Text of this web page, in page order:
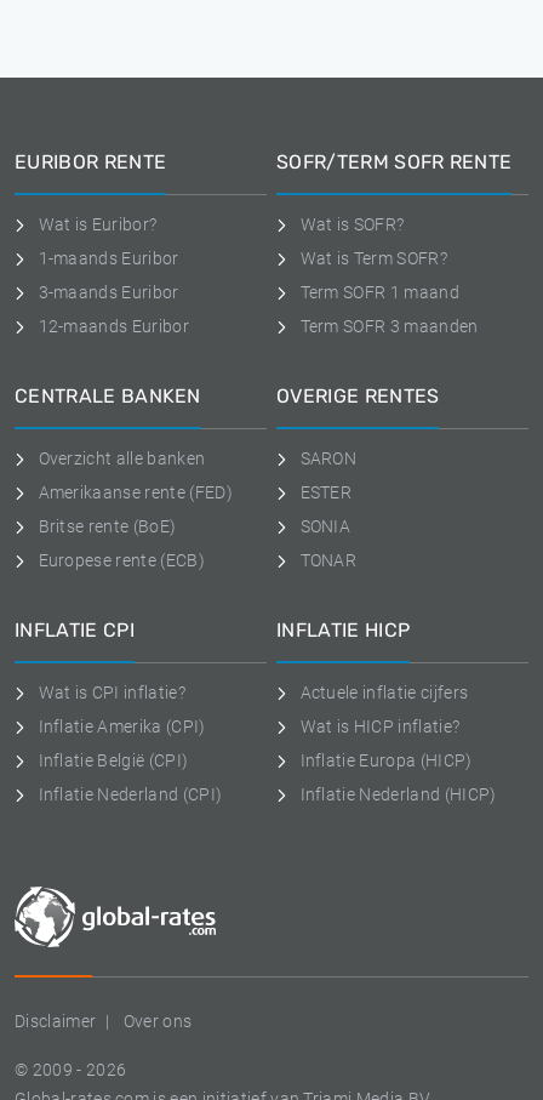
Disclaimer Over ons
© 2009 - 2026
EURIBOR RENTE
Wat is Euribor?
1-maands Euribor
3-maands Euribor
12-maands Euribor
SOFR/TERM SOFR RENTE
Wat is SOFR?
Wat is Term SOFR?
Term SOFR 1 maand
Term SOFR 3 maanden
CENTRALE BANKEN
Overzicht alle banken
Amerikaanse rente (FED)
Britse rente (BoE)
Europese rente (ECB)
OVERIGE RENTES
SARON
ESTER
SONIA
TONAR
INFLATIE CPI
Wat is CPI inflatie?
Inflatie Amerika (CPI)
Inflatie België (CPI)
Inflatie Nederland (CPI)
INFLATIE HICP
Actuele inflatie cijfers
Wat is HICP inflatie?
Inflatie Europa (HICP)
Inflatie Nederland (HICP)